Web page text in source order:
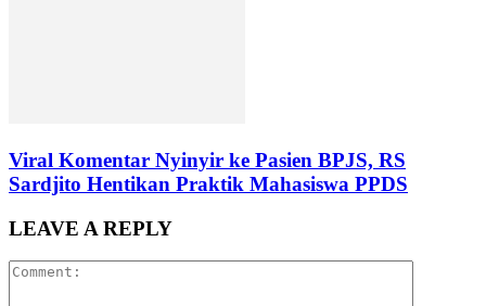
Viral Komentar Nyinyir ke Pasien BPJS, RS
Sardjito Hentikan Praktik Mahasiswa PPDS
LEAVE A REPLY